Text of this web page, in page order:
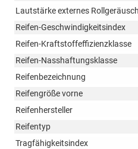
Lautstärke externes
Reifen-Geschwindigkeitsindex
Reifen-Kraftstoffeffizienzklasse
Reifen-Nasshaftungsklasse
Reifenbezeichnung
Reifengröße vorne
Reifenhersteller
Reifentyp
Tragfähigkeitsindex